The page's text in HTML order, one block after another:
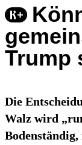
Trump
Die
Walz wird